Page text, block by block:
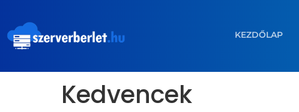
KEZDŐLAP
Kedvencek